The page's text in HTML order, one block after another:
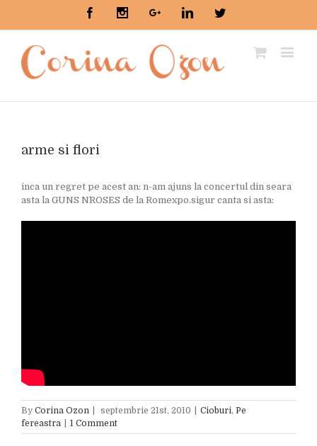
FacebookInstagramGoogle+LinkedinTwitter
arme si flori
inca un regret pe acest an: n-am ajuns la concertul din seara
asta la GUNS N`ROSES de la Romexpo.sigur canta si asta:
By Corina Ozon septembrie 21st, 2010 Cioburi, Pe
fereastra
1 Comment